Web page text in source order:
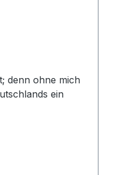
ein